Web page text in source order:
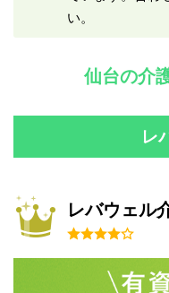
い。
仙台の介
レ
レバウェル